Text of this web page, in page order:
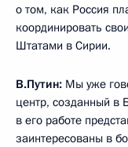
о том, как Россия
координировать
Штатами в Сирии.
В.Путин: Мы уже
центр, созданный в
в его работе
заинтересованы в